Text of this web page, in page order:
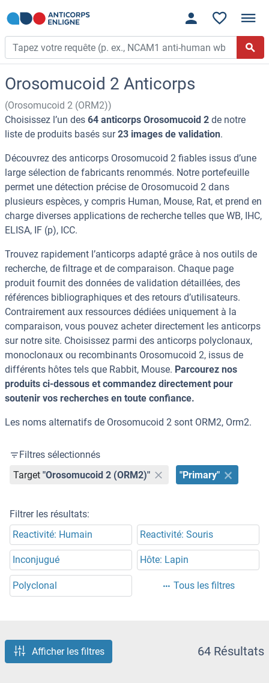
Orosomucoid 2 Anticorps
(Orosomucoid 2 (ORM2))
Choisissez l’un des 64 anticorps Orosomucoid 2 de notre
liste de produits basés sur23 images de validation.
Découvrez des anticorps Orosomucoid 2 fiables issus d’une
large sélection de fabricants renommés. Notre portefeuille
permet une détection précise de Orosomucoid 2 dans
plusieurs espèces, y compris Human, Mouse, Rat, et prend en
charge diverses applications de recherche telles que WB, IHC,
ELISA, IF (p), ICC.
Trouvez rapidement l’anticorps adapté grâce à nos outils de
recherche, de filtrage et de comparaison. Chaque page
produit fournit des données de validation détaillées, des
références bibliographiques et des retours d’utilisateurs.
Contrairement aux ressources dédiées uniquement à la
comparaison, vous pouvez acheter directement les anticorps
sur notre site. Choisissez parmi des anticorps polyclonaux,
monoclonaux ou recombinants Orosomucoid 2, issus de
différents hôtes tels que Rabbit, Mouse. Parcourez nos
produits ci-dessous et commandez directement pour
soutenir vos recherches en toute confiance.
Les noms alternatifs de Orosomucoid 2 sont ORM2, Orm2.
Filtres sélectionnés
Target "Orosomucoid 2 (ORM2)" "Primary"
Filtrer les résultats:
Reactivité: Humain
Reactivité: Souris
Inconjugué Hôte: Lapin
Polyclonal Tous les filtres
Afficher les filtres 64 Résultats